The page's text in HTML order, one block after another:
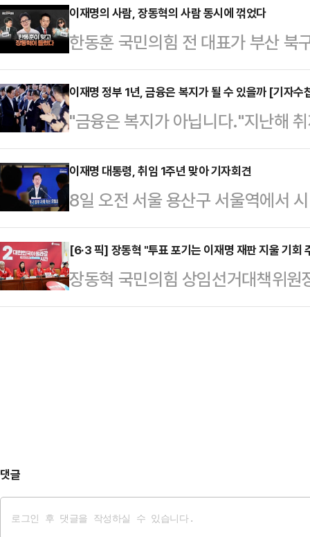
한 선거에서 변화를 향한 희망의 가
현 후보는 3일 오후 충남 천안에 위
사 출구조사 결과를 시청한 뒤 "이
너진 대한민국 국가를 정상화하고,
때보다 가장 중요한 선거"라며 이
계 속으로 성장·도…
이재명의 사람, 장동혁의 사람 동시에 꺾었다
한동훈 국민의힘 전 대표가 부산 북
소속으로 뛰어들어 이재명 대통령
보와 장동혁 국민의힘 대표가 공천
송한 데일리안TV 정치 시사 토크쇼
데일리안 정치부장은 “이재명과 장
정했다.정도원 부장은 방송에서 이
출마를 저울질하던 당시 자신도 쉽
는 세 가지였다. 부산…
이재명 정부 1년, 금융은 복지가 될 수 있을까 [기자수
"금융은 복지가 아닙니다."지난해
떠나지 않는다.이재명 대통령이 '잔
범 정책실장이 "한국 금융은 왜 이
이재명 정부 출범 1년 동안 금융정
사면과 새도약기금 같은 채무조정
화.정책마다 목적은 달랐지만 방향
못하는 문제를 금융이 보완해야 한
생긴다…
이재명 대통령, 취임 1주년 맞아 기자회견
8일 오전 서울 용산구 서울역에서
자회견을 시청하고 있다.
[6·3 픽] 장동혁 "투표 포기는 이재명 재판 지울 기회
장동혁 국민의힘 상임선거대책위원
과 무법 폭주’라고 비난하며 이 대
댓글